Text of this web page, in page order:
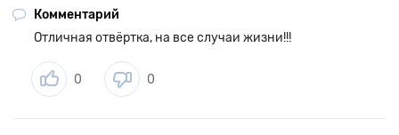
Вес: 0,64 кг.
Комментарий
Отличная отвёртка, на все случаи жизни!!!
0 0